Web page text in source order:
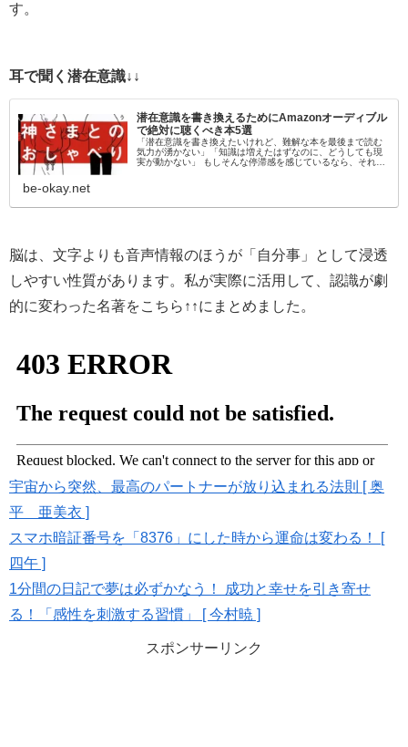
す。
耳で聞く潜在意識↓↓
潜在意識を書き換えるためにAmazonオーディブル
で絶対に聴くべき本5選
「潜在意識を書き換えたいけれど、難解な本を最後まで読む
気力が湧かない」「知識は増えたはずなのに、どうしても現
実が動かない」 もしそんな停滞感を感じているなら、それは
be-okay.net
脳は、文字よりも音声情報のほうが「自分事」として浸透
しやすい性質があります。私が実際に活用して、認識が劇
的に変わった名著をこちら↑↑にまとめました。
宇宙から突然、最高のパートナーが放り込まれる法則 [ 奥
平 亜美衣 ]
スマホ暗証番号を「8376」にした時から運命は変わる！ [
四午 ]
1分間の日記で夢は必ずかなう！ 成功と幸せを引き寄せ
る！「感性を刺激する習慣」 [ 今村暁 ]
スポンサーリンク